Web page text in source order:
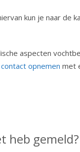
kun je naar de
aspecten
contact opnemen met
heb gemeld?